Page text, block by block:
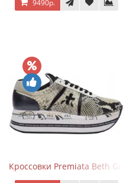
9490р.
Кроссовки Premiata Beth Grey